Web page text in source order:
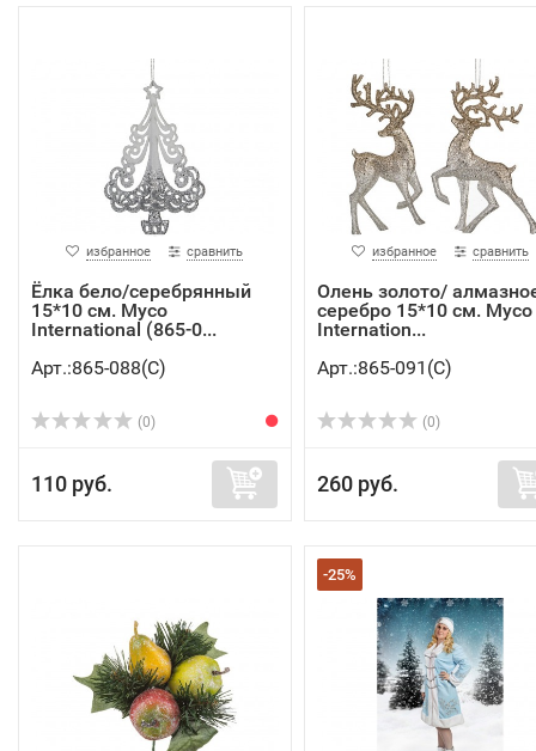
избранное сравнить
Ёлка бело/серебрянный
15*10 см. Myco
International (865-0...
Арт.:865-088(C)
(0)
110 руб.
избранное сравнить
Олень золото/
серебро 15*10 см. Myco
Internation...
Арт.:865-091(C)
(0)
260 руб.
-25%